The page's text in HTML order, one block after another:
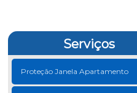
Serviços
Proteção Janela Apartamento